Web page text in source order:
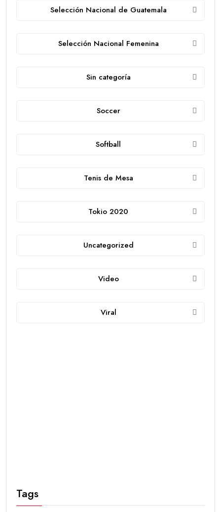
Selección Nacional de Guatemala
Selección Nacional Femenina
Sin categoría
Soccer
Softball
Tenis de Mesa
Tokio 2020
Uncategorized
Video
Viral
Tags